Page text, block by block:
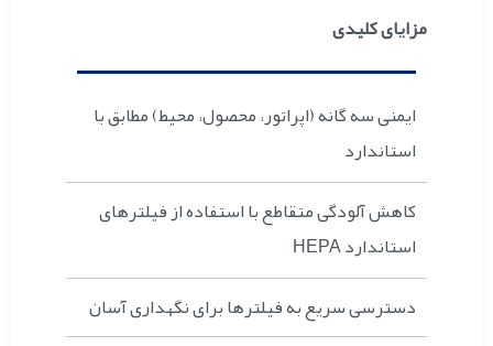
مزایای کلیدی
ایمنی سه گانه (اپراتور، محصول، محیط) مطابق با
استاندارد
کاهش آلودگی متقاطع با استفاده از فیلترهای
استاندارد HEPA
دسترسی سریع به فیلترها برای نگهداری آسان